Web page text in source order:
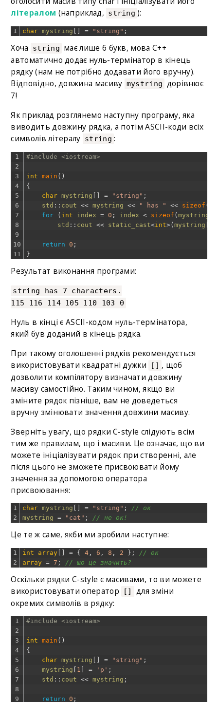
літералом (наприклад, string ):
1 char mystring = "string" ;
Хоча string має лише 6 букв, мова C++
автоматично додає нуль-термінатор в кінець
рядку (нам не потрібно додавати його вручну).
Відповідно, довжина масиву mystring дорівнює
7!
Як приклад розглянемо наступну програму, яка
виводить довжину рядка, а потім ASCII-коди всіх
символів літералу string :
1
2
3
4
5
6
7
8
9
10
11
#include <iostream>
int main ( )
{
char mystring = "string" ;
std :: cout << mystring << " has " << sizeof (
for
( int index = 0 ; index < sizeof (mystring
std :: cout << static_cast<int>(mystring
return 0 ;
}
Результат виконання програми:
string has 7 characters.
115 116 114 105 110 103 0
Нуль в кінці є ASCII-кодом нуль-термінатора,
який був доданий в кінець рядка.
При такому оголошенні рядків рекомендується
використовувати квадратні дужки
[] , щоб
дозволити компілятору визначати довжину
масиву самостійно. Таким чином, якщо ви
зміните рядок пізніше, вам не доведеться
вручну змінювати значення довжини масиву.
Зверніть увагу, що рядки C-style слідують всім
тим же правилам, що і масиви. Це означає, що ви
можете ініціалізувати рядок при створенні, але
після цього не зможете присвоювати йому
значення за допомогою оператора
присвоювання:
1
2
char mystring = "string" ;
// ок
mystring
= "cat" ; // не ок!
Це те ж саме, якби ми зробили наступне:
1
2
int array [ ] = { 4 , 6 , 8 , 2 } ;
// ок
array = 7 ; // що це значить?
Оскільки рядки C-style є масивами, то ви можете
використовувати оператор
[]
для зміни
окремих символів в рядку:
1
2
3
4
5
6
7
8
9
#include <iostream>
int main ( )
{
char mystring = "string" ;
mystring
1 = 'p' ;
std :: cout << mystring ;
return 0 ;